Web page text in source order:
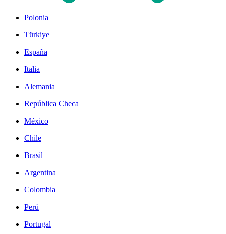
Polonia
Türkiye
España
Italia
Alemania
República Checa
México
Chile
Brasil
Argentina
Colombia
Perú
Portugal